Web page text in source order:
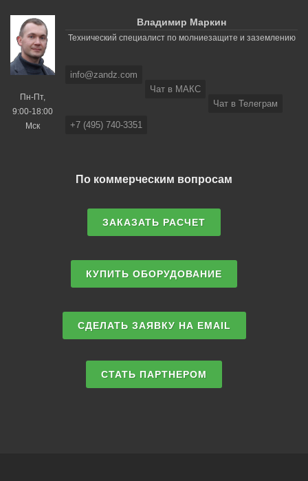
Пн-Пт,
9:00-18:00
Мск
Владимир Маркин
Технический специалист по молниезащите и заземлению
info@zandz.com
Чат в МАКС
Чат в Телеграм
+7 (495) 740-3351
По коммерческим вопросам
ЗАКАЗАТЬ РАСЧЕТ
КУПИТЬ ОБОРУДОВАНИЕ
СДЕЛАТЬ ЗАЯВКУ НА EMAIL
СТАТЬ ПАРТНЕРОМ